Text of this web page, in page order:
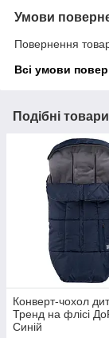
Умови
Повернення
Всі умови
Подібні
Конверт-чохол
Тренд на флісі
Синій